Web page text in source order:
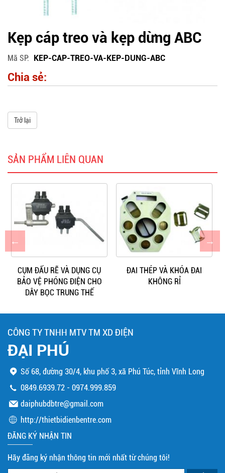
Kẹp cáp treo và kẹp dừng ABC
Mã SP KEP-CAP-TREO-VA-KEP-DUNG-ABC
Chia sẻ:
Trở lại
SẢN PHẨM LIÊN QUAN
CỤM ĐẤU RẼ VÀ DỤNG CỤ
BẢO VỆ PHÓNG ĐIỆN CHO
DÂY BỌC TRUNG THẾ
ĐAI THÉP VÀ KHÓA ĐAI
KHÔNG RỈ
CÔNG TY TNHH MTV TM XD ĐIỆN
ĐẠI PHÚ
Số 68, đường 30/4, khu phố 3, xã Phú Túc, tỉnh Vĩnh Long
0849.6939.72 -0974.999.859
daiphubdbtre@gmail.com
http://thietbidienbentre.com
ĐĂNG KÝ NHẬN TIN
Hãy đăng ký nhận thông tin mới nhất từ chúng tôi!